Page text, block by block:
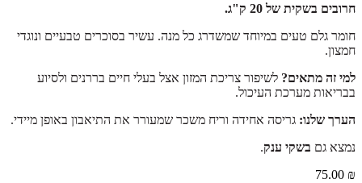
חרובים בשקית של 20 ק"ג.
חומר גלם טעים במיוחד שמשדרג כל מנה. עשיר בסוכרים טבעיים ונוגדי
חמצון.
למי זה מתאים? לשיפור צריכת המזון אצל בעלי חיים בררנים ולסיוע
בבריאות מערכת העיכול.
הערך שלנו: גריסה אחידה וריח משכר שמעורר את התיאבון באופן מיידי.
נמצא גם בשקי ענק.
75.00 ₪